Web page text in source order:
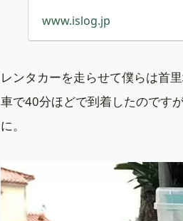
www.islog.jp
レンタカーを走らせて僕らは首
車で40分ほどで到着したのです
に。